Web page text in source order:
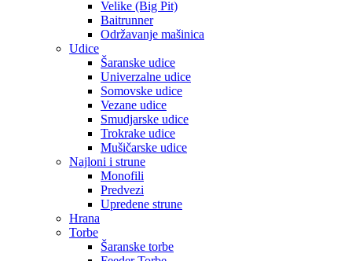
Velike (Big Pit)
Baitrunner
Održavanje mašinica
Udice
Šaranske udice
Univerzalne udice
Somovske udice
Vezane udice
Smudjarske udice
Trokrake udice
Mušičarske udice
Najloni i strune
Monofili
Predvezi
Upredene strune
Hrana
Torbe
Šaranske torbe